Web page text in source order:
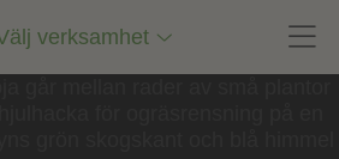
verksamhet